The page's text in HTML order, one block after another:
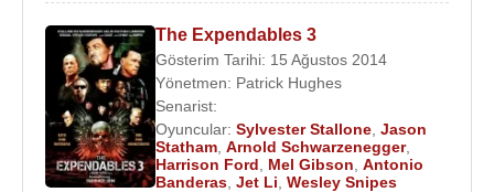
olan “What Women Want/ Kadınlar Ne İster?”de
oynadı. Mel Gibson, 2002 yılında "We Were
Soldiers / Bir Zamanlar Askerdik" ve "
İşaretler" isimli iki filmde rol aldı.
Mel Gibson,Gallipoli”deki rolüyle En İyi Aktör
dalında Avustralya Film Enstitüsü ödülünü kazandı.
The Expendables 3
Gösterim Tarihi: 15 Ağustos 2014
Yönetmen: Patrick Hughes
Senarist:
Oyuncular: Sylvester Stallone Jason
Statham Arnold Schwarzenegger,
Harrison Ford
Mel Gibson Antonio
Banderas Jet Li Wesley Snipes